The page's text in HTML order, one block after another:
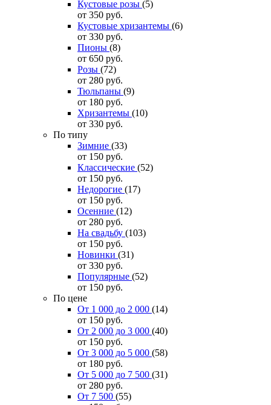
Кустовые розы (5)
от 350 руб.
Кустовые хризантемы (6)
от 330 руб.
Пионы (8)
от 650 руб.
Розы (72)
от 280 руб.
Тюльпаны (9)
от 180 руб.
Хризантемы (10)
от 330 руб.
По типу
Зимние (33)
от 150 руб.
Классические (52)
от 150 руб.
Недорогие (17)
от 150 руб.
Осенние (12)
от 280 руб.
На свадьбу (103)
от 150 руб.
Новинки (31)
от 330 руб.
Популярные (52)
от 150 руб.
По цене
От 1 000 до 2 000 (14)
от 150 руб.
От 2 000 до 3 000 (40)
от 150 руб.
От 3 000 до 5 000 (58)
от 180 руб.
От 5 000 до 7 500 (31)
от 280 руб.
От 7 500 (55)